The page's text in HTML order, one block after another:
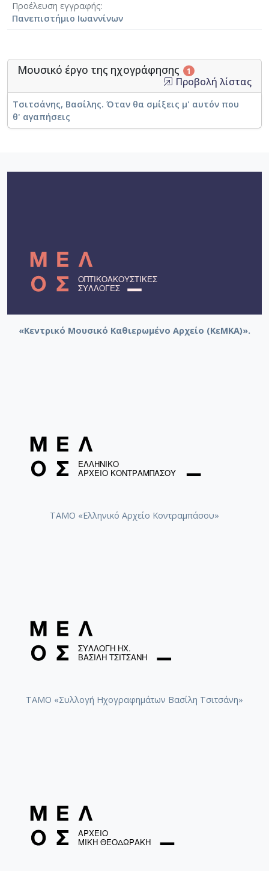
Προέλευση εγγραφής
Πανεπιστήμιο Ιωαννίνων
Μουσικό έργο της ηχογράφησης 1
Προβολή λίστας
Τσιτσάνης, Βασίλης. Όταν θα σμίξεις μ' αυτόν που
θ' αγαπήσεις
«Κεντρικό Μουσικό Καθιερωμένο Αρχείο (ΚεΜΚΑ)».
ΤΑΜΟ «Ελληνικό Αρχείο Κοντραμπάσου»
ΤΑΜΟ «Συλλογή Ηχογραφημάτων Βασίλη Τσιτσάνη»